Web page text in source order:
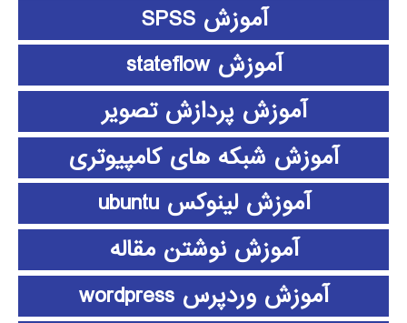
آموزش SPSS
آموزش stateflow
آموزش پردازش تصویر
آموزش شبکه های کامپیوتری
آموزش لینوکس ubuntu
آموزش نوشتن مقاله
آموزش وردپرس wordpress